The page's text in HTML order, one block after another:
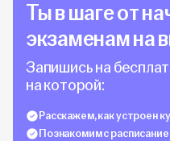
Ты в шаге от
экзаменам на
Запишись на
на которой:
Расскажем, как устроен
Познакомим с